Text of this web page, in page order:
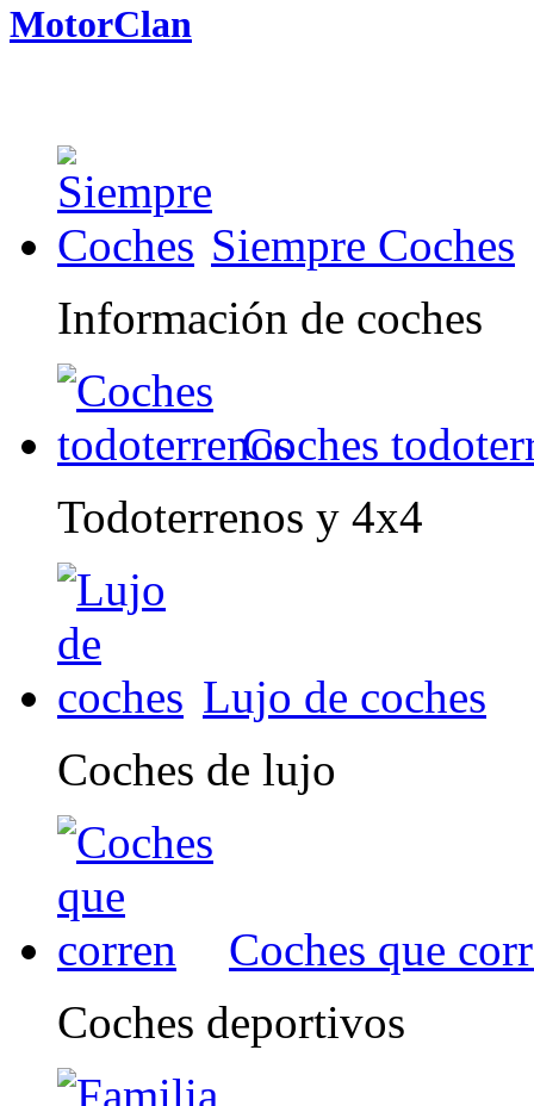
MotorClan
Siempre Coches
Información de coches
Coches
Todoterrenos y 4x4
Lujo de coches
Coches de lujo
Coches que
Coches deportivos